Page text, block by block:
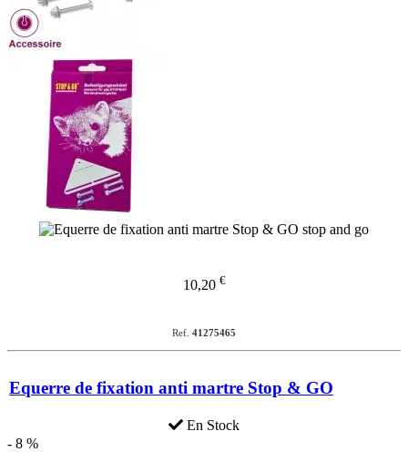
10,20 €
Ref. 41275465
Equerre de fixation anti martre Stop & GO
En Stock
- 8 %